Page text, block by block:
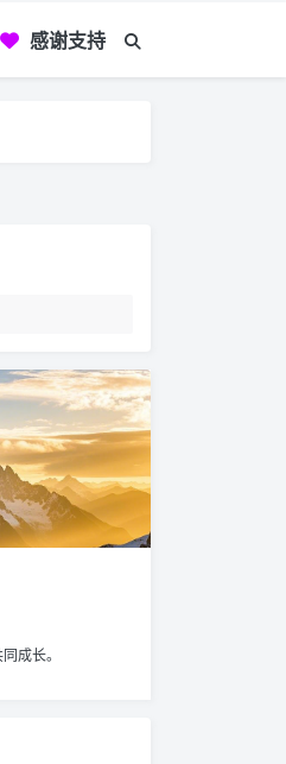
感谢支持
成长。